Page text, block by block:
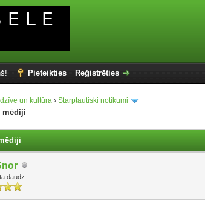
Pieteikties Reģistrēties
dzīve un kultūra ›Starptautiski notikumi
mēdiji
daudz